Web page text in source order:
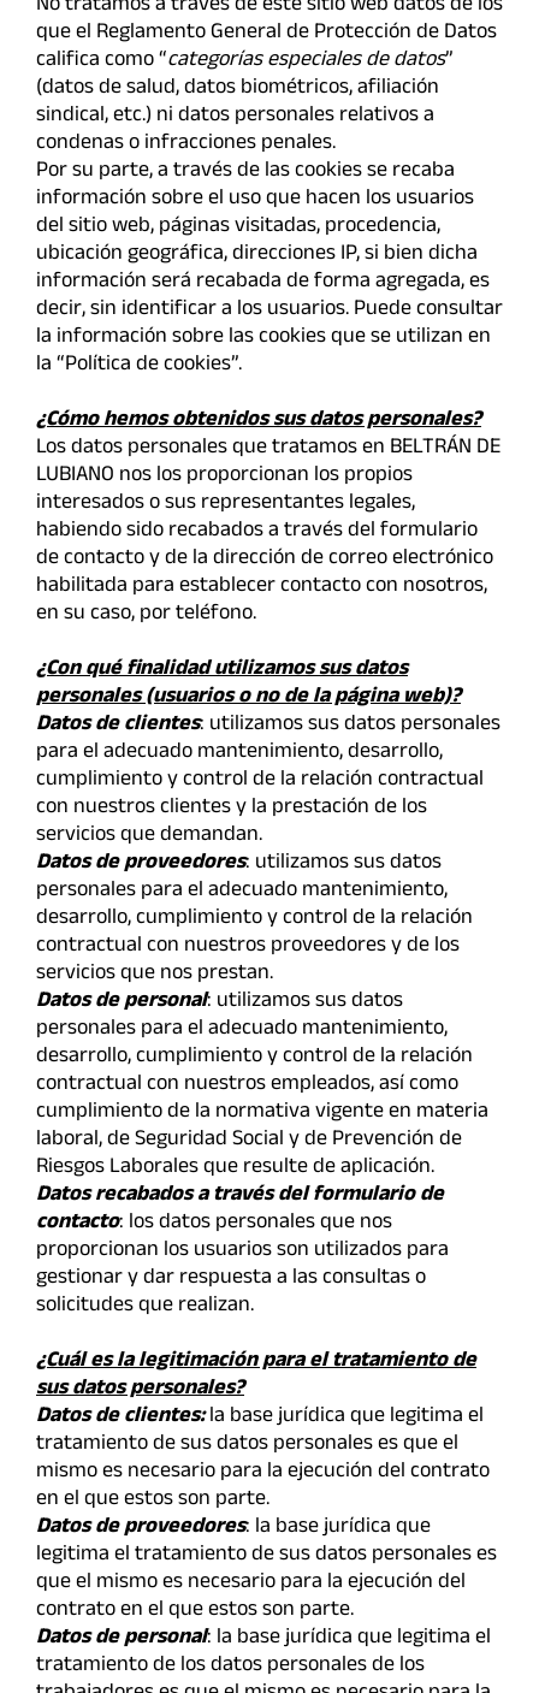
que el Reglamento General de Protección de Datos
califica como “categorías especiales de datos”
(datos de salud, datos biométricos, afiliación
sindical, etc.) ni datos personales relativos a
condenas o infracciones penales.
Por su parte, a través de las cookies se recaba
información sobre el uso que hacen los usuarios
del sitio web, páginas visitadas, procedencia,
ubicación geográfica, direcciones IP, si bien dicha
información será recabada de forma agregada, es
decir, sin identificar a los usuarios. Puede consultar
la información sobre las cookies que se utilizan en
la “Política de cookies”.
¿Cómo hemos obtenidos sus datos personales?
Los datos personales que tratamos en BELTRÁN DE
LUBIANO nos los proporcionan los propios
interesados o sus representantes legales,
habiendo sido recabados a través del formulario
de contacto y de la dirección de correo electrónico
habilitada para establecer contacto con nosotros,
en su caso, por teléfono.
¿Con qué finalidad utilizamos sus datos
personales (usuarios o no de la página web)?
Datos de clientes: utilizamos sus datos personales
para el adecuado mantenimiento, desarrollo,
cumplimiento y control de la relación contractual
con nuestros clientes y la prestación de los
servicios que demandan.
Datos de proveedores: utilizamos sus datos
personales para el adecuado mantenimiento,
desarrollo, cumplimiento y control de la relación
contractual con nuestros proveedores y de los
servicios que nos prestan.
Datos de personal: utilizamos sus datos
personales para el adecuado mantenimiento,
desarrollo, cumplimiento y control de la relación
contractual con nuestros empleados, así como
cumplimiento de la normativa vigente en materia
laboral, de Seguridad Social y de Prevención de
Riesgos Laborales que resulte de aplicación.
Datos recabados a través del formulario de
contacto: los datos personales que nos
proporcionan los usuarios son utilizados para
gestionar y dar respuesta a las consultas o
solicitudes que realizan.
¿Cuál es la legitimación para el tratamiento de
sus datos personales?
Datosde clientes:la base jurídica que legitima el
tratamiento de sus datos personales es que el
mismo es necesario para la ejecución del contrato
en el que estos son parte.
Datos de proveedores: la base jurídica que
legitima el tratamiento de sus datos personales es
que el mismo es necesario para la ejecución del
contrato en el que estos son parte.
Datos de personal: la base jurídica que legitima el
tratamiento de los datos personales de los